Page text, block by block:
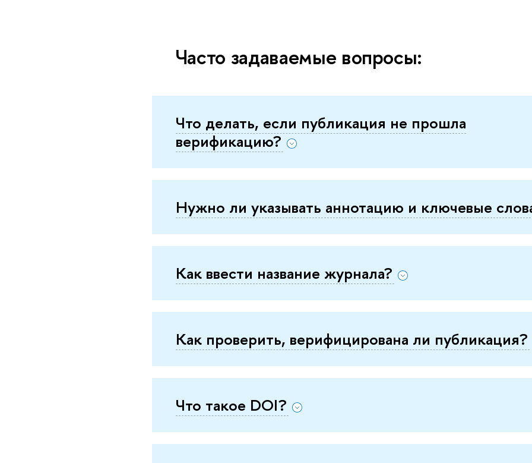
Часто задаваемые вопросы:
Что делать, если публикация не прошла
верификацию?
Нужно ли указывать аннотацию и ключевые
Как ввести название журнала?
Как проверить, верифицирована ли публикация?
Что такое DOI?